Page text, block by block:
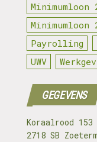
Minimumloon
Minimumloon
Payrolling
UWV
GEGEVENS
Koraalrood 153
2718 SB